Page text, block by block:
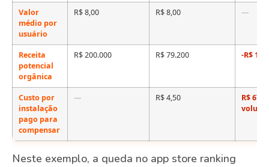
Valor
médio por
usuário
R$ 8,00 R$ 8,00 —
Receita
potencial
orgânica
R$ 200.000 R$ 79.200 -R$
Custo por
instalação
pago para
compensar
— R$ 4,50
R$
volume
Neste exemplo, a queda no app store ranking